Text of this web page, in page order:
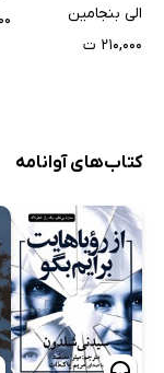
الی بنجامین
۲۱۰,۰۰۰ ت
کتاب‌های آوانامه